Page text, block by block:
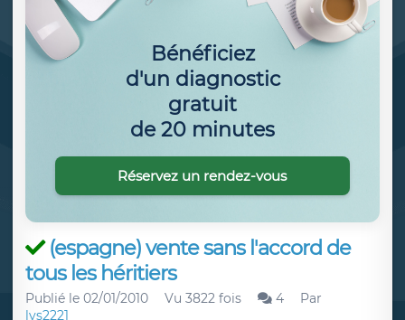
(espagne) vente sans l'accord de
tous les héritiers
Publié le 02/01/2010 Vu 3822 fois 4
Par
lys2221
Bénéficiez
d'un diagnostic
gratuit
de 20 minutes
Réservez un rendez-vous